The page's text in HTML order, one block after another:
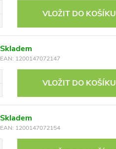
VLOŽIT DO KOŠÍKU
Skladem
EAN: 1200147072147
VLOŽIT DO KOŠÍKU
Skladem
EAN: 1200147072154